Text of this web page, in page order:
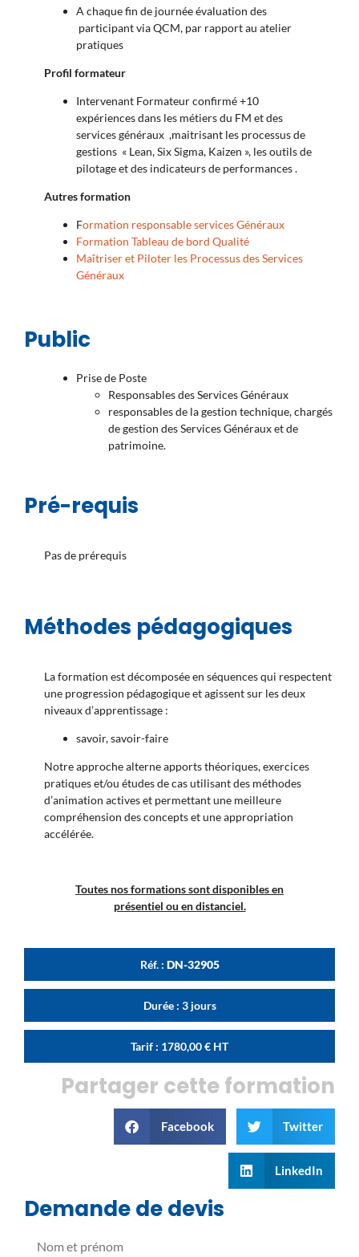
A chaque fin de journée évaluation des
participant via QCM, par rapport au atelier
pratiques
Profil formateur
Intervenant Formateur confirmé +10
expériences dans les métiers du FM et des
services généraux ,maitrisant les processus de
gestions « Lean, Six Sigma, Kaizen », les outils de
pilotage et des indicateurs de performances .
Autres formation
Formation responsable services Généraux
Formation Tableau de bord Qualité
Maîtriser et Piloter les Processus des Services
Généraux
Public
Prise de Poste
Responsables des Services Généraux
responsables de la gestion technique, chargés
de gestion des Services Généraux et de
patrimoine.
Pré-requis
Pas de prérequis
Méthodes pédagogiques
La formation est décomposée en séquences qui respectent
une progression pédagogique et agissent sur les deux
niveaux d’apprentissage :
savoir, savoir-faire
Notre approche alterne apports théoriques, exercices
pratiques et/ou études de cas utilisant des méthodes
d’animation actives et permettant une meilleure
compréhension des concepts et une appropriation
accélérée.
Toutes nos formations sont disponibles en
présentiel ou en distanciel.
Réf. : DN-32905
Durée : 3 jours
Tarif : 1780,00€ HT
Partager cette formation
Facebook Twitter
LinkedIn
Demande de devis